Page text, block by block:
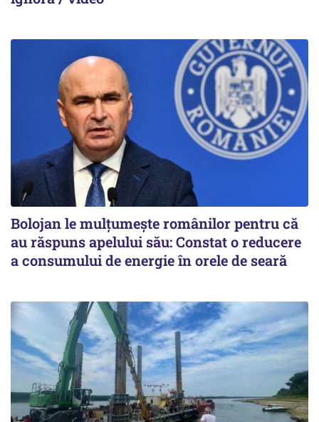
Bolojan le mulțumește românilor pentru că
au răspuns apelului său: Constat o reducere
a consumului de energie în orele de seară